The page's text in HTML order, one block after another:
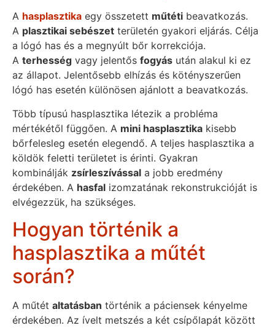
A hasplasztika egy összetett műtéti beavatkozás.
A plasztikai sebészet területén gyakori eljárás. Célja
a lógó has és a megnyúlt bőr korrekciója.
A terhesség vagy jelentős fogyás után alakul ki ez
az állapot. Jelentősebb elhízás és kötényszerűen
lógó has esetén különösen ajánlott a beavatkozás.
Több típusú hasplasztika létezik a probléma
mértékétől függően. A mini hasplasztika kisebb
bőrfelesleg esetén elegendő. A teljes hasplasztika a
köldök feletti területet is érinti. Gyakran
kombinálják zsírleszívással a jobb eredmény
érdekében. A hasfal izomzatának rekonstrukcióját is
elvégezzük, ha szükséges.
Hogyan történik a
hasplasztika a műtét
során?
A műtét altatásban történik a páciensek kényelme
érdekében. Az ívelt metszés a két csípőlapát között